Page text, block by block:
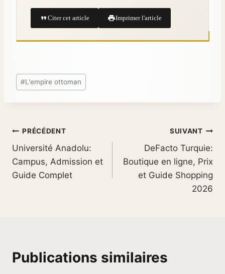
Citer cet article Imprimer l'article
#L'empire ottoman
PRÉCÉDENT
Université Anadolu:
Campus, Admission et
Guide Complet
SUIVANT
DeFacto Turquie:
Boutique en ligne, Prix
et Guide Shopping
2026
Publications similaires